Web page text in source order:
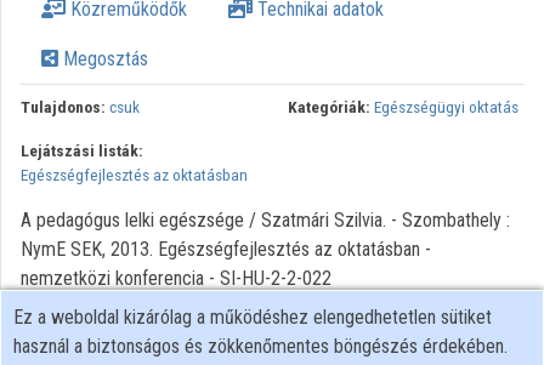
Intézményi listák
Intézmények
Közreműködők Technikai adatok
Megosztás
Tulajdonos: csuk Kategóriák: Egészségügyi oktatás
Lejátszási listák:
Egészségfejlesztés az oktatásban
A pedagógus lelki egészsége / Szatmári Szilvia. - Szombathely :
NymE SEK, 2013. Egészségfejlesztés az oktatásban -
nemzetközi konferencia - SI-HU-2-2-022
Ez a weboldal kizárólag a működéshez elengedhetetlen sütiket
használ a biztonságos és zökkenőmentes böngészés érdekében.